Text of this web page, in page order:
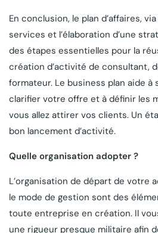
En conclusion, le plan d’affaires,
services et l’élaboration d’une
des étapes essentielles pour la
création d’activité de consultant,
formateur. Le business plan aide
clarifier votre offre et à définir les
vous allez attirer vos clients. Un
bon lancement d’activité.
Quelle organisation adopter ?
L’organisation de départ de votre
le mode de gestion sont des
toute entreprise en création. Il
une rigueur presque militaire afin